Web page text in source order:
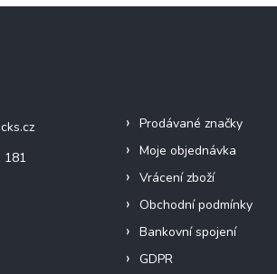
181
Prodávané značky
Moje objednávka
Vrácení zboží
Obchodní podmínky
Bankovní spojení
GDPR